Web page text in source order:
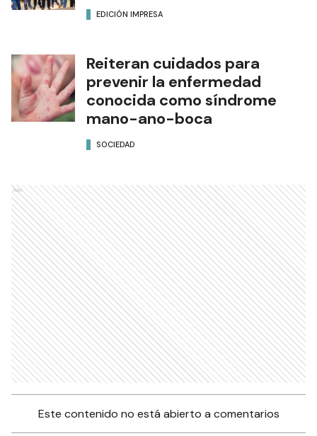
EDICIÓN IMPRESA
Reiteran cuidados para
prevenir la enfermedad
conocida como síndrome
mano-ano-boca
SOCIEDAD
Ads
Este contenido no está abierto a comentarios